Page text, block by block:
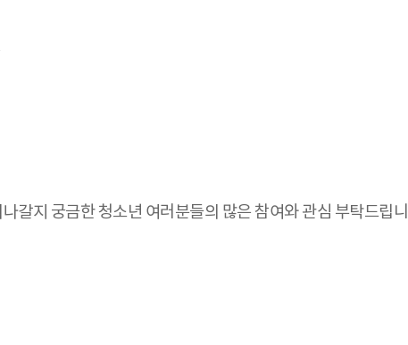
갈지 궁금한 청소년 여러분들의 많은 참여와 관심 부탁드립